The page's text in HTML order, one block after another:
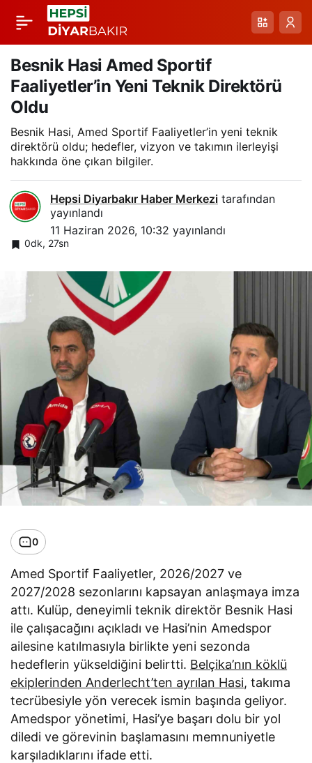
Besnik Hasi Amed Sportif
Faaliyetler’in Yeni Teknik Direktörü
Oldu
Besnik Hasi, Amed Sportif Faaliyetler’in yeni teknik
direktörü oldu; hedefler, vizyon ve takımın ilerleyişi
hakkında öne çıkan bilgiler.
Hepsi Diyarbakır Haber Merkezi tarafından
yayınlandı
11 Haziran 2026, 10:32 yayınlandı
0dk, 27sn
0
Amed Sportif Faaliyetler, 2026/2027 ve
2027/2028 sezonlarını kapsayan anlaşmaya imza
attı. Kulüp, deneyimli teknik direktör Besnik Hasi
ile çalışacağını açıkladı ve Hasi’nin Amedspor
ailesine katılmasıyla birlikte yeni sezonda
hedeflerin yükseldiğini belirtti. Belçika’nın köklü
ekiplerinden Anderlecht’ten ayrılan Hasi, takıma
tecrübesiyle yön verecek ismin başında geliyor.
Amedspor yönetimi, Hasi’ye başarı dolu bir yol
diledi ve görevinin başlamasını memnuniyetle
karşıladıklarını ifade etti.
Vanspor’da Osman
Zeki Korkmaz Ayrılığı
Resmi Açıklaması
Paylaş